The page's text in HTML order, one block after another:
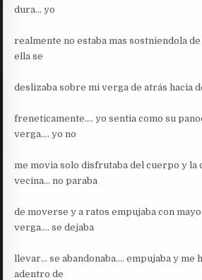
dura… yo
realmente no estaba mas sostniendola
ella se
deslizaba sobre mi verga de atrás hacia
freneticamente…. yo sentia como su
verga…. yo no
me movia solo disfrutaba del cuerpo y la
vecina… no paraba
de moverse y a ratos empujaba con
verga…. se dejaba
llevar… se abandonaba…. empujaba y me
adentro de